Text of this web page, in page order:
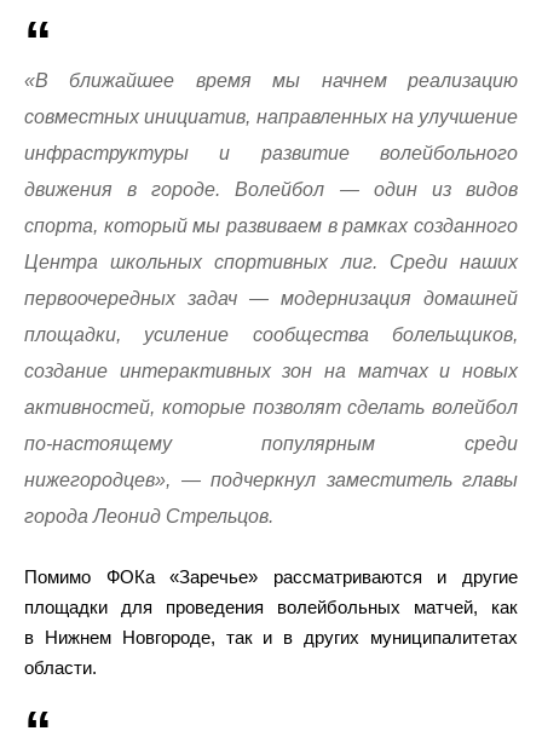
«В ближайшее время мы начнем реализацию
совместных инициатив, направленных на улучшение
инфраструктуры и развитие волейбольного
движения в городе. Волейбол — один из видов
спорта, который мы развиваем в рамках созданного
Центра школьных спортивных лиг. Среди наших
первоочередных задач — модернизация домашней
площадки, усиление сообщества болельщиков,
создание интерактивных зон на матчах и новых
активностей, которые позволят сделать волейбол
по-настоящему популярным среди
нижегородцев», — подчеркнул заместитель главы
города Леонид Стрельцов.
Помимо ФОКа «Заречье» рассматриваются и другие
площадки для проведения волейбольных матчей, как
в Нижнем Новгороде, так и в других муниципалитетах
области.